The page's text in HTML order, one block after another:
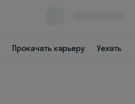
Прокачать карьеру Уехать